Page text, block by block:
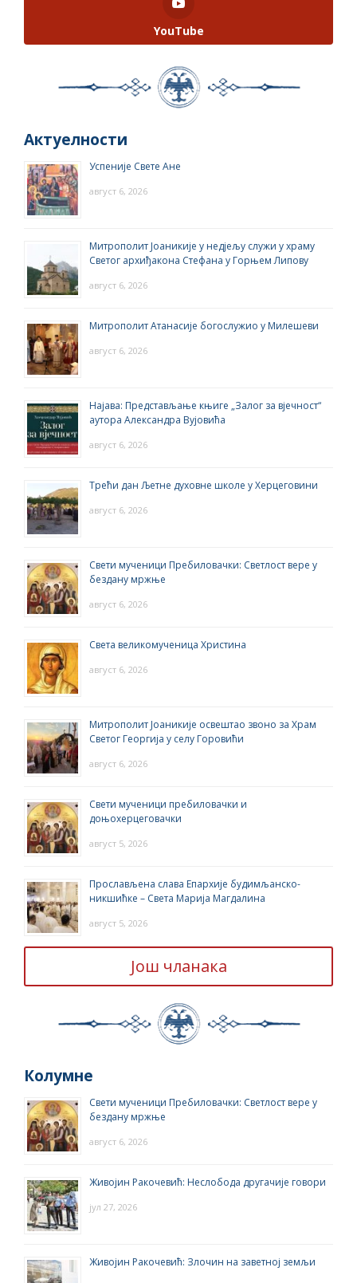
YouTube
Актуелности
Успеније Свете Ане
август 6, 2026
Митрополит Јоаникије у недјељу служи у храму
Светог архиђакона Стефана у Горњем Липову
август 6, 2026
Митрополит Атанасије богослужио у Милешеви
август 6, 2026
Најава: Представљање књиге „Залог за вјечност“
аутора Александра Вујовића
август 6, 2026
Трећи дан Љетне духовне школе у Херцеговини
август 6, 2026
Свети мученици Пребиловачки: Светлост вере у
бездану мржње
август 6, 2026
Света великомученица Христина
август 6, 2026
Митрополит Јоаникије освештао звоно за Храм
Светог Георгија у селу Горовићи
август 6, 2026
Свети мученици пребиловачки и
доњохерцеговачки
август 5, 2026
Прослављена слава Епархије будимљанско-
никшићке – Света Марија Магдалина
август 5, 2026
Још чланака
Колумне
Свети мученици Пребиловачки: Светлост вере у
бездану мржње
август 6, 2026
Живојин Ракочевић: Неслобода другачије говори
јул 27, 2026
Живојин Ракочевић: Злочин на заветној земљи